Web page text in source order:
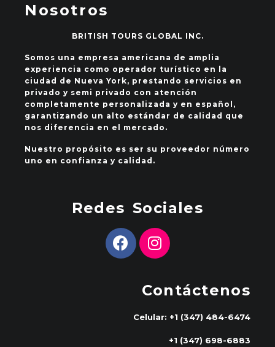
Nosotros
BRITISH TOURS GLOBAL INC.
Somos una empresa americana de amplia
experiencia como operador turístico en la
ciudad de Nueva York, prestando servicios en
privado y semi privado con atención
completamente personalizada y en español,
garantizando un alto estándar de calidad que
nos diferencia en el mercado.
Nuestro propósito es ser su proveedor número
uno en confianza y calidad.
Redes Sociales
Contáctenos
Celular: +1 (347) 484-6474
+1 (347) 698-6883